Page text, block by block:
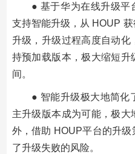
● 基于华为在线升级平
支持智能升级，从 HOUP
升级，升级过程高度自动
持预加载版本，极大缩短
间。
● 智能升级极大地简化
主升级版本成为可能，极
外，借助 HOUP平台的升
了升级失败的风险。